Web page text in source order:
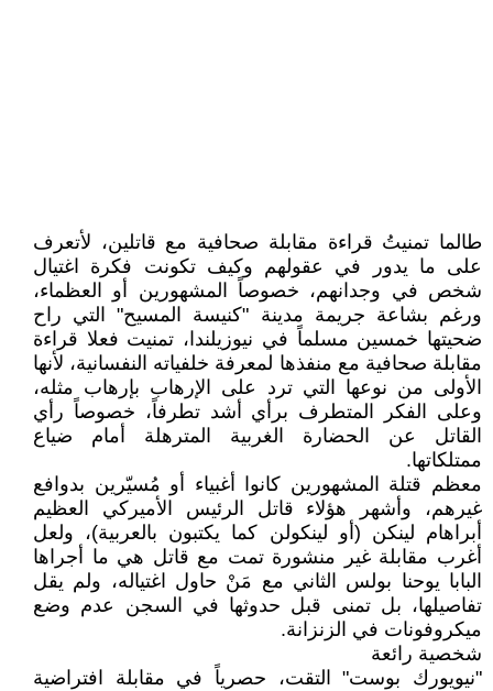
طالما تمنيتُ قراءة مقابلة صحافية مع قاتلين، لأتعرف
على ما يدور في عقولهم وكيف تكونت فكرة اغتيال
شخص في وجدانهم، خصوصاً المشهورين أو العظماء،
ورغم بشاعة جريمة مدينة "كنيسة المسيح" التي راح
ضحيتها خمسين مسلماً في نيوزيلندا، تمنيت فعلا قراءة
مقابلة صحافية مع منفذها لمعرفة خلفياته النفسانية، لأنها
الأولى من نوعها التي ترد على الإرهاب بإرهاب مثله،
وعلى الفكر المتطرف برأي أشد تطرفاً، خصوصاً رأي
القاتل عن الحضارة الغربية المترهلة أمام ضياع
ممتلكاتها.
معظم قتلة المشهورين كانوا أغبياء أو مُسيّرين بدوافع
غيرهم، وأشهر هؤلاء قاتل الرئيس الأميركي العظيم
أبراهام لينكن (أو لينكولن كما يكتبون بالعربية)، ولعل
أغرب مقابلة غير منشورة تمت مع قاتل هي ما أجراها
البابا يوحنا بولس الثاني مع مَنْ حاول اغتياله، ولم يقل
تفاصيلها، بل تمنى قبل حدوثها في السجن عدم وضع
ميكروفونات في الزنزانة.
شخصية رائعة
"نيويورك بوست" التقت، حصرياً في مقابلة افتراضية